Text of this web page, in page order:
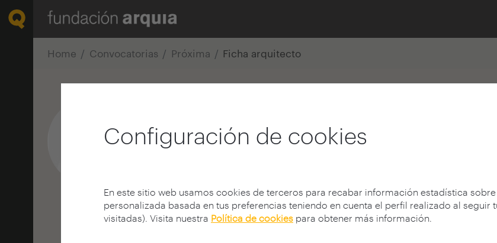
Configuración de cookies
En este sitio web usamos cookies de terceros para recabar información estadística
personalizada basada en tus preferencias teniendo en cuenta el perfil realizado al seguir
visitadas). Visita nuestra Política de cookies para obtener más información.
Home Convocatorias Próxima Ficha arquitecto
Arquitecto
E.T.S. A - Madrid - UPM